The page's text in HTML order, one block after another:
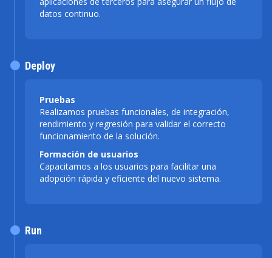
datos continuo.
Pruebas
Realizamos pruebas funcionales, de integración,
rendimiento y regresión para validar el correcto
funcionamiento de la solución.
Formación de usuarios
Capacitamos a los usuarios para facilitar una
adopción rápida y eficiente del nuevo sistema.
Deploy
Run